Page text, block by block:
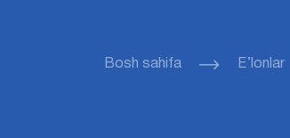
Bosh sahifa E’lonlar